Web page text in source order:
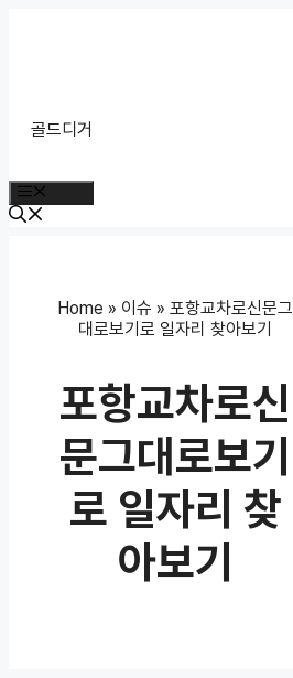
골드디거
Home » 이슈 »포항교차로신문그
대로보기로 일자리 찾아보기
포항교차로신
문그대로보기
로 일자리 찾
아보기